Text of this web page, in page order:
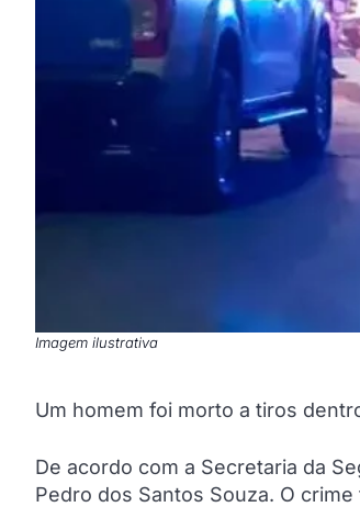
Imagem ilustrativa
Um homem foi morto a tiros
De acordo com a Secretaria da
Pedro dos Santos Souza. O